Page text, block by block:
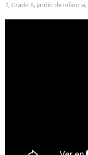
7, Grado 8, Jardín de infancia,